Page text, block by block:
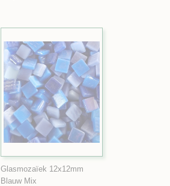
Glasmozaïek 12x12mm
Blauw Mix